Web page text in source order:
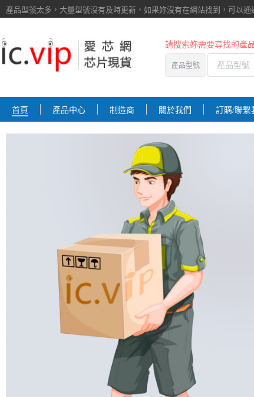
產品型號太多，大量型號沒有及時更新，如果妳沒有在網站找到， 可以通
請搜索妳需要尋找的產
產品型號
首頁 產品中心 制造商 關於我們 訂購/聯繫